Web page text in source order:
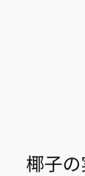
椰子